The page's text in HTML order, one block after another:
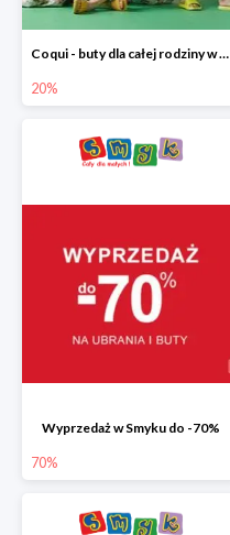
Coqui - buty dla całej rodziny w Smyku do -20%
20%
Wyprzedaż w Smyku do -70%
70%